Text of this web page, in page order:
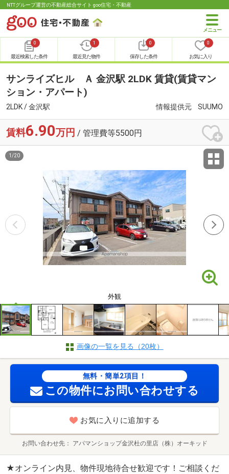
NTTグループ運営の不動産総合サイト goo住宅・不動産
0
最近検索した条件
1
最近見た物件
0
保存した条件
0
お気に入り
サンライズヒル Ａ 金沢駅 2LDK 賃貸(賃貸マン
ション・アパート)
2LDK / 金沢駅 情報提供元 SUUMO
賃料6.90万円 / 管理費等5500円
外観
1 /20
画像の一覧を見る（20枚）
無料・簡単2項目！
この物件にお問い合わせする
お気に入りに追加する
お問い合わせ先 アパマンショップ金沢杜の里店（株）オーキッド
★オンライン内見、物件現地待合せ歓迎です！ご相談くだ